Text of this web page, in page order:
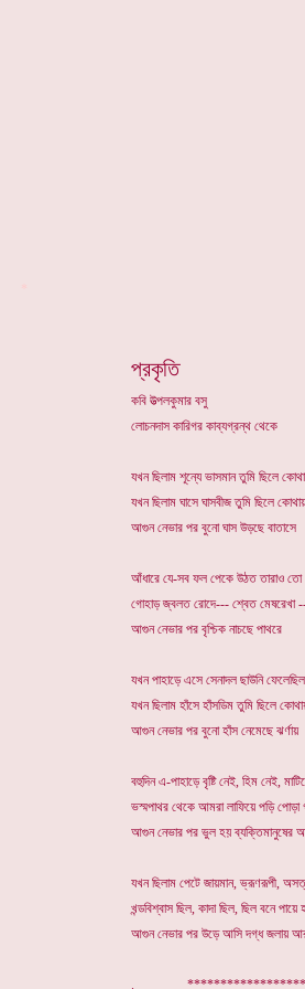
প্রকৃতি
কবি উত্পলকুমার বসু
লোচনদাস কারিগর কাব্যগ্রন্থ থেকে
যখন ছিলাম শূন্যে ভাসমান তুমি ছিলে
যখন ছিলাম ঘাসে ঘাসবীজ তুমি ছিলে
আগুন নেভার পর বুনো ঘাস উড়ছে বাতাসে
আঁধারে যে-সব ফল পেকে উঠত তারাও তো
গোহাড় জ্বলত রোদে--- শ্বেত মেষরেখা
আগুন নেভার পর বৃশ্চিক নাচছে পাথরে
যখন পাহাড়ে এসে সেনাদল ছাউনি
যখন ছিলাম হাঁসে হাঁসডিম তুমি ছিলে
আগুন নেভার পর বুনো হাঁস নেমেছে ঝর্ণায়
বহুদিন এ-পাহাড়ে বৃষ্টি নেই, হিম নেই,
ভস্মপাথর থেকে আমরা লাফিয়ে পড়ি পোড়া
আগুন নেভার পর ভুল হয় ব্যক্তিমানুষের
যখন ছিলাম পেটে জায়মান, ভ্রূণরূপী,
খন্ডবিশ্বাস ছিল, কাদা ছিল, ছিল বনে পায়ে
আগুন নেভার পর উড়ে আসি দগ্ধ জলায় আর
.